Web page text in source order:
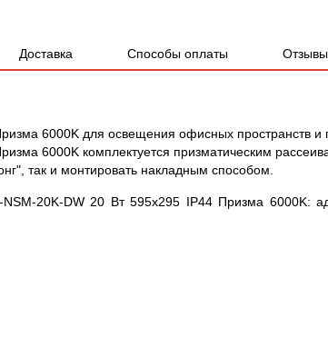
Доставка Способы оплаты Отзывы
6000K для освещения офисных пространств
6000K комплектуется призматическим
так и монтировать накладным способом.
20K-DW 20 Вт 595x295 IP44 Призма 6000K: